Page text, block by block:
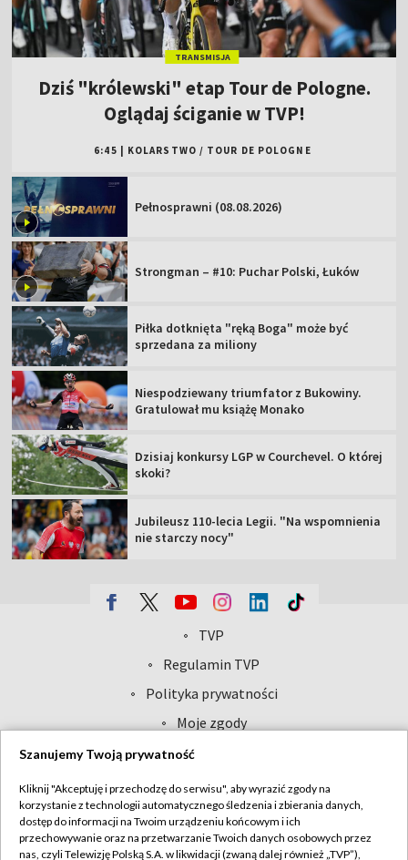
TRANSMISJA
Dziś "królewski" etap Tour de Pologne.
Oglądaj ściganie w TVP!
6:45 KOLARSTWO / TOUR DE POLOGNE
Pełnosprawni (08.08.2026)
Strongman – #10: Puchar Polski, Łuków
Piłka dotknięta "ręką Boga" może być
sprzedana za miliony
Niespodziewany triumfator z Bukowiny.
Gratulował mu książę Monako
Dzisiaj konkursy LGP w Courchevel. O której
skoki?
Jubileusz 110-lecia Legii. "Na wspomnienia
nie starczy nocy"
TVP
Abonament TVP
Sklep TVP
Biuro Reklamy
Oferta Handlowa
Telegazeta ogłoszenia
Emisja w TVP
Rada Programowa
Regulamin TVP
Polityka prywatności
Moje zgody
Biuro reklamy
Kontakt
Kanały
Szanujemy Twoją prywatność
Kliknij "Akceptuję i przechodzę do serwisu", aby wyrazić zgody na
korzystanie z technologii automatycznego śledzenia i zbierania danych,
dostęp do informacji na Twoim urządzeniu końcowym i ich
przechowywanie oraz na przetwarzanie Twoich danych osobowych przez
nas, czyli Telewizję Polską S.A. w likwidacji (zwaną dalej również „TVP”),